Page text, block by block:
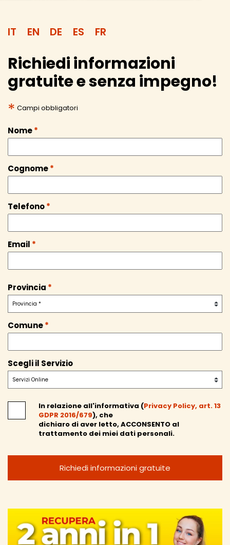
IT EN DE ES FR
Richiedi informazioni
gratuite e senza impegno!
* Campi obbligatori
Nome*
Cognome*
Telefono*
Email *
Provincia *
Comune*
Scegli il Servizio
In relazione all'informativa (Privacy Policy, art. 13
GDPR 2016/679), che
dichiaro di aver letto, ACCONSENTO al
trattamento dei miei dati personali.